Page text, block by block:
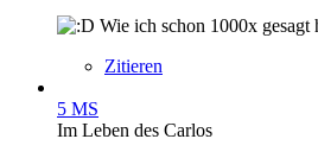
Wie ich schon 1000x gesagt
Zitieren
5 MS
Im Leben des Carlos